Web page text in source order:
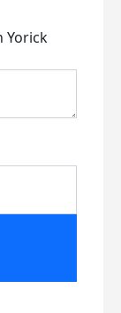
Yorick